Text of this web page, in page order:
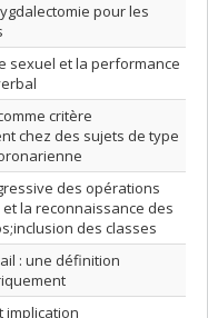
pour les
sexuel et la performance
critère
chez des sujets de type
des opérations
la reconnaissance des
des classes
: une définition
implication